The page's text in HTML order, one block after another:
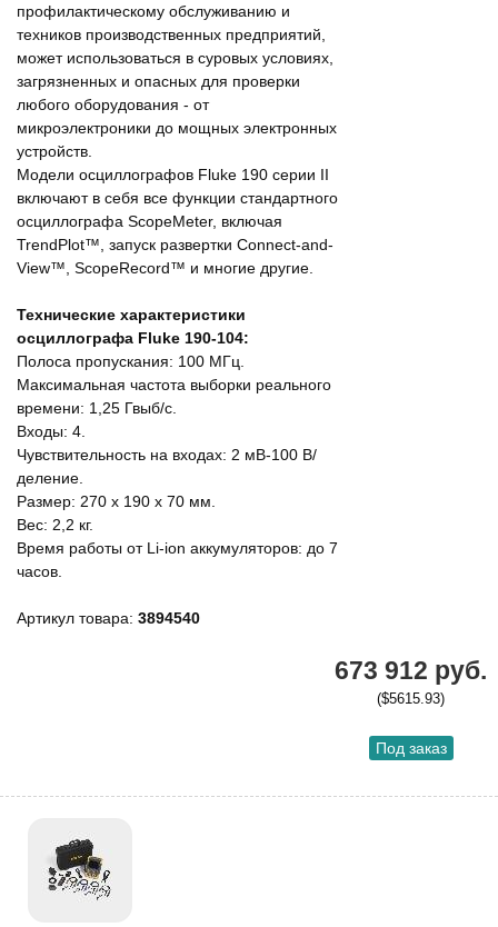
профилактическому обслуживанию и
техников производственных предприятий,
может использоваться в суровых условиях,
загрязненных и опасных для проверки
любого оборудования - от
микроэлектроники до мощных электронных
устройств.
Модели осциллографов Fluke 190 серии II
включают в себя все функции стандартного
осциллографа ScopeMeter, включая
TrendPlot™, запуск развертки Connect-and-
View™, ScopeRecord™ и многие другие.
Технические характеристики
осциллографа Fluke 190-104:
Полоса пропускания: 100 МГц.
Максимальная частота выборки реального
времени: 1,25 Гвыб/с.
Входы: 4.
Чувствительность на входах: 2 мВ-100 В/
деление.
Размер: 270 x 190 x 70 мм.
Вес: 2,2 кг.
Время работы от Li-ion аккумуляторов: до 7
часов.
Артикул товара: 3894540
673 912 руб.
($5615.93)
Под заказ